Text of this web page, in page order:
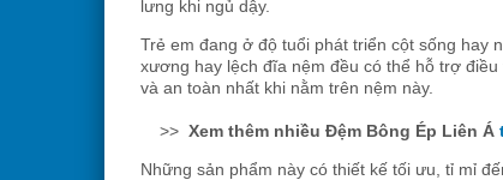
lưng khi ngủ dậy.
Trẻ em đang ở độ tuổi phát triển cột sống hay
xương hay lệch đĩa nệm đều có thể hỗ trợ
và an toàn nhất khi nằm trên nệm này.
>> Xem thêm nhiều Đệm Bông Ép Liên Á
Những sản phẩm này có thiết kế tối ưu, tỉ mỉ